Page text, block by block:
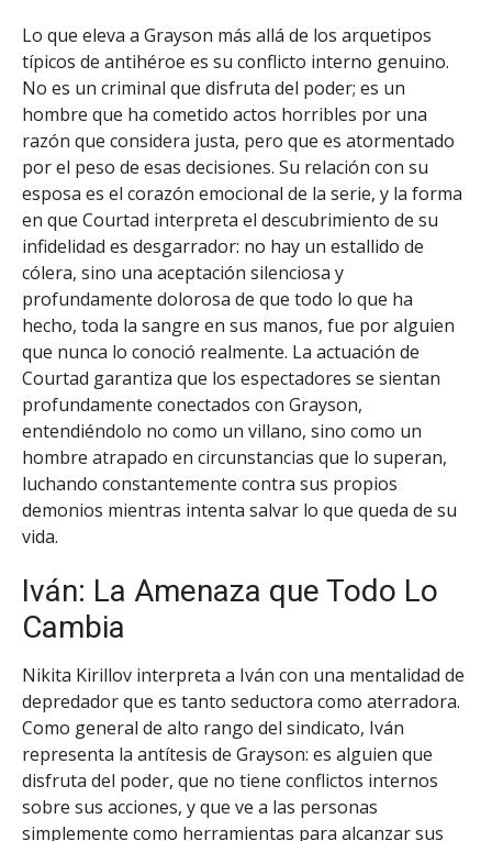
Lo que eleva a Grayson más allá de los arquetipos
típicos de antihéroe es su conflicto interno genuino.
No es un criminal que disfruta del poder; es un
hombre que ha cometido actos horribles por una
razón que considera justa, pero que es atormentado
por el peso de esas decisiones. Su relación con su
esposa es el corazón emocional de la serie, y la forma
en que Courtad interpreta el descubrimiento de su
infidelidad es desgarrador: no hay un estallido de
cólera, sino una aceptación silenciosa y
profundamente dolorosa de que todo lo que ha
hecho, toda la sangre en sus manos, fue por alguien
que nunca lo conoció realmente. La actuación de
Courtad garantiza que los espectadores se sientan
profundamente conectados con Grayson,
entendiéndolo no como un villano, sino como un
hombre atrapado en circunstancias que lo superan,
luchando constantemente contra sus propios
demonios mientras intenta salvar lo que queda de su
vida.
Iván: La Amenaza que Todo Lo
Cambia
Nikita Kirillov interpreta a Iván con una mentalidad de
depredador que es tanto seductora como aterradora.
Como general de alto rango del sindicato, Iván
representa la antítesis de Grayson: es alguien que
disfruta del poder, que no tiene conflictos internos
sobre sus acciones, y que ve a las personas
simplemente como herramientas para alcanzar sus